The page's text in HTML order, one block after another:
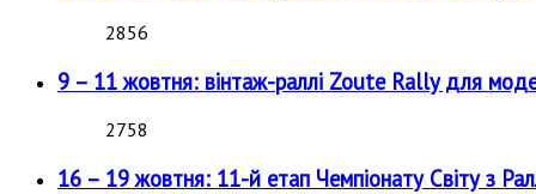
2856
9 – 11 жовтня: вінтаж-раллі Zoute Rally для
2758
16 – 19 жовтня: 11-й етап Чемпіонату Світу з